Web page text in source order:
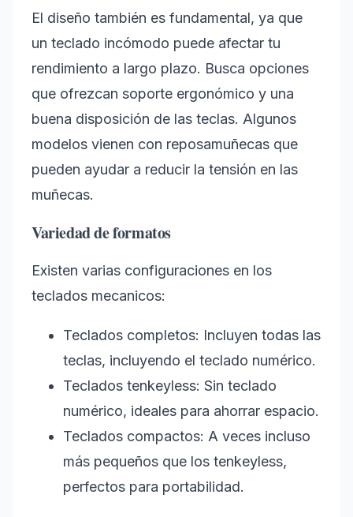
El diseño también es fundamental, ya que
un teclado incómodo puede afectar tu
rendimiento a largo plazo. Busca opciones
que ofrezcan soporte ergonómico y una
buena disposición de las teclas. Algunos
modelos vienen con reposamuñecas que
pueden ayudar a reducir la tensión en las
muñecas.
Variedad de formatos
Existen varias configuraciones en los
teclados mecanicos:
Teclados completos: Incluyen todas las
teclas, incluyendo el teclado numérico.
Teclados tenkeyless: Sin teclado
numérico, ideales para ahorrar espacio.
Teclados compactos: A veces incluso
más pequeños que los tenkeyless,
perfectos para portabilidad.